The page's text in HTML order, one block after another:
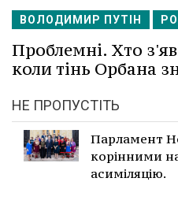
ВОЛОДИМИР ПУТІН
Проблемні. Хто
коли тінь Орбана
НЕ ПРОПУСТІТЬ
Парламент
корінними
асиміляцію.